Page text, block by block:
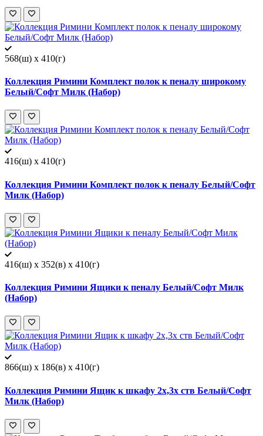
568(ш) x 410(г)
Коллекция Римини Комплект полок к пеналу широкому
Белый/Софт Милк (Набор)
416(ш) x 410(г)
Коллекция Римини Комплект полок к пеналу Белый/Софт
Милк (Набор)
416(ш) x 352(в) x 410(г)
Коллекция Римини Ящики к пеналу Белый/Софт Милк
(Набор)
866(ш) x 186(в) x 410(г)
Коллекция Римини Ящик к шкафу 2х,3х ств Белый/Софт
Милк (Набор)